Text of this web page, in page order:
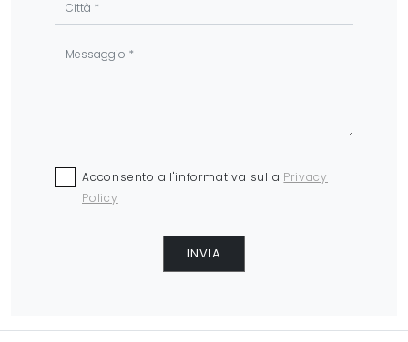
Acconsento all'informativa sulla Privacy
Policy
INVIA